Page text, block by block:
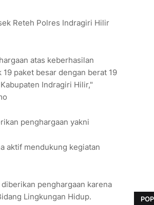
Reteh Polres Indragiri Hilir
atas keberhasilan
paket besar dengan berat 19
Indragiri Hilir,"
penghargaan yakni
aktif mendukung kegiatan
penghargaan karena
Lingkungan Hidup.